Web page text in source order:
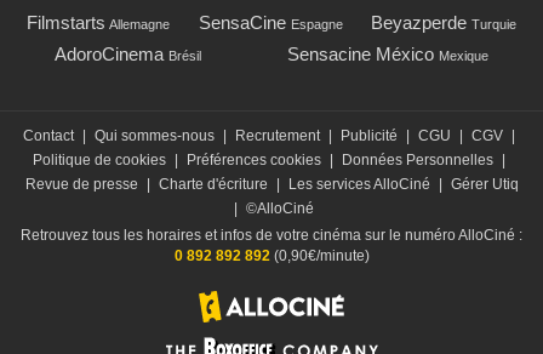
Filmstarts Allemagne SensaCine Espagne Beyazperde Turquie
AdoroCinema Brésil Sensacine México Mexique
Contact Qui sommes-nous Recrutement Publicité CGU CGV
Politique de cookies
Préférences cookies Données Personnelles
Revue de presse
Charte d'écriture Les services AlloCiné
Gérer Utiq
©AlloCiné
Retrouvez tous les horaires et infos de votre cinéma sur le numéro AlloCiné :
0 892 892 892(0,90€/minute)